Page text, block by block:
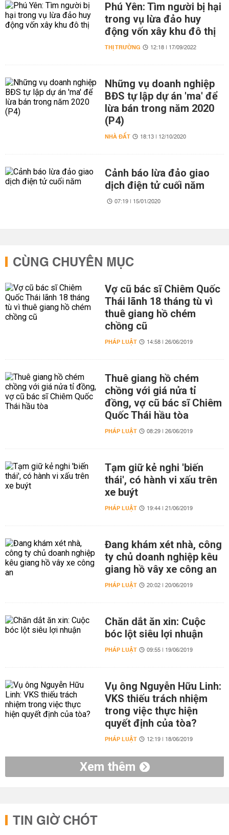
Phú Yên: Tìm người bị hại
trong vụ lừa đảo huy
động vốn xây khu đô thị
THỊ TRƯỜNG 12:18 | 17/09/2022
Những vụ doanh nghiệp
BĐS tự lập dự án 'ma' để
lừa bán trong năm 2020
(P4)
NHÀ ĐẤT 18:13 | 12/10/2020
Cảnh báo lừa đảo giao
dịch điện tử cuối năm
07:19 | 15/01/2020
CÙNG CHUYÊN MỤC
Vợ cũ bác sĩ Chiêm Quốc
Thái lãnh 18 tháng tù vì
thuê giang hồ chém
chồng cũ
PHÁP LUẬT 14:58 | 26/06/2019
Thuê giang hồ chém
chồng với giá nửa tỉ
đồng, vợ cũ bác sĩ Chiêm
Quốc Thái hầu tòa
PHÁP LUẬT 08:29 | 26/06/2019
Tạm giữ kẻ nghi 'biến
thái', có hành vi xấu trên
xe buýt
PHÁP LUẬT 19:44 | 21/06/2019
Đang khám xét nhà, công
ty chủ doanh nghiệp kêu
giang hồ vây xe công an
PHÁP LUẬT 20:02 | 20/06/2019
Chăn dắt ăn xin: Cuộc
bóc lột siêu lợi nhuận
PHÁP LUẬT 09:55 | 19/06/2019
Vụ ông Nguyễn Hữu Linh:
VKS thiếu trách nhiệm
trong việc thực hiện
quyết định của tòa?
PHÁP LUẬT 12:19 | 18/06/2019
Xem thêm
TIN GIỜ CHÓT